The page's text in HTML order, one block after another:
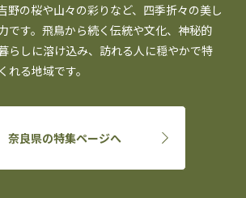
野の桜や山々の彩りなど、四季折々の美し
です。飛鳥から続く伝統や文化、神秘的
らしに溶け込み、訪れる人に穏やかで特
れる地域です。
奈良県の特集ページへ